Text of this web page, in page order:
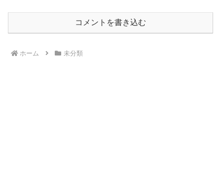
コメントを書き込む
ホーム 未分類